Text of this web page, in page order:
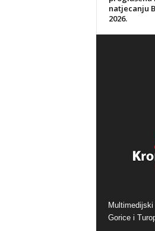
natjecanju
2026.
Gorice i